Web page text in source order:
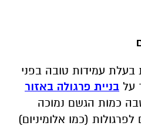
בעלת עמידות טובה בפני
על בניית פרגולה באזור
כמות הגשם נמוכה
(כמו אלומיניום)